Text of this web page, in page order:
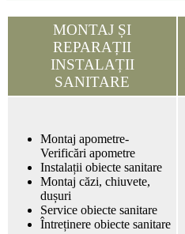
MONTAJ ȘI
REPARAȚII
INSTALAȚII
SANITARE
Montaj apometre-
Verificări apometre
Instalații obiecte sanitare
Montaj căzi, chiuvete,
dușuri
Service obiecte sanitare
Întreținere obiecte sanitare